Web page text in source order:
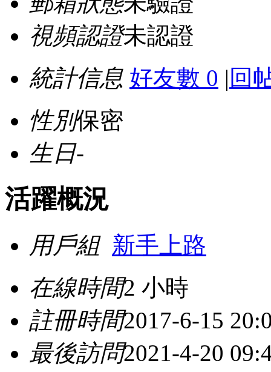
視頻認證未認證
統計信息 好友數 0 | 回
性別保密
生日-
活躍概況
用戶組 新手上路
在線時間2 小時
註冊時間2017-6-15
最後訪問2021-4-20